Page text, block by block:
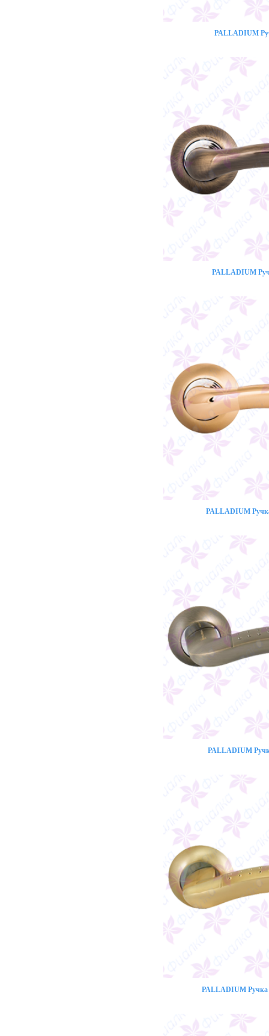
PALLADIUM
PALLADIUM
PALLADIUM
PALLADIUM
PALLADIUM Ручка